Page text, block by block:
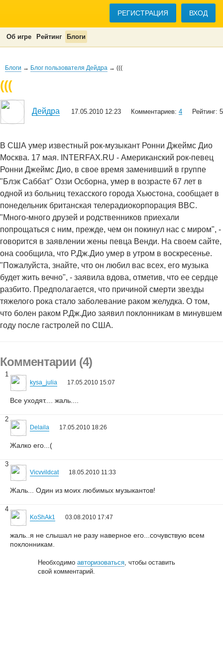
РЕГИСТРАЦИЯ ВХОД
Об игре Рейтинг Блоги
Блоги → Блог пользователя Дейдра → (((
(((
Дейдра 17.05.2010 12:23 Комментариев: 4 Рейтинг: 5
В США умер известный рок-музыкант Ронни Джеймс Дио
Москва. 17 мая. INTERFAX.RU - Американский рок-певец
Ронни Джеймс Дио, в свое время заменивший в группе
"Блэк Саббат" Оззи Осборна, умер в возрасте 67 лет в
одной из больниц техасского города Хьюстона, сообщает в
понедельник британская телерадиокорпорация BBC.
"Много-много друзей и родственников приехали
попрощаться с ним, прежде, чем он покинул нас с миром", -
говорится в заявлении жены певца Венди. На своем сайте,
она сообщила, что Р.Дж.Дио умер в утром в воскресенье.
"Пожалуйста, знайте, что он любил вас всех, его музыка
будет жить вечно", - заявила вдова, отметив, что ее сердце
разбито. Предполагается, что причиной смерти звезды
тяжелого рока стало заболевание раком желудка. О том,
что болен раком Р.Дж.Дио заявил поклонникам в минувшем
году после гастролей по США.
Комментарии (4)
1
kysa_julia 17.05.2010 15:07
Все уходят.... жаль....
2
Delaila 17.05.2010 18:26
Жалко его...(
3
Vicvvildcat 18.05.2010 11:33
Жаль... Один из моих любимых музыкантов!
4
KoShAk1 03.08.2010 17:47
жаль..я не слышал не разу наверное его...сочувствую всем
поклонникам.
Необходимоавторизоваться, чтобы оставить
свой комментарий.